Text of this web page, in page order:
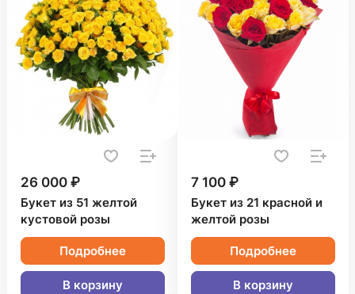
26 000 ₽
Букет из 51 желтой
кустовой розы
Подробнее
В корзину
7 100 ₽
Букет из 21 красной и
желтой розы
Подробнее
В корзину